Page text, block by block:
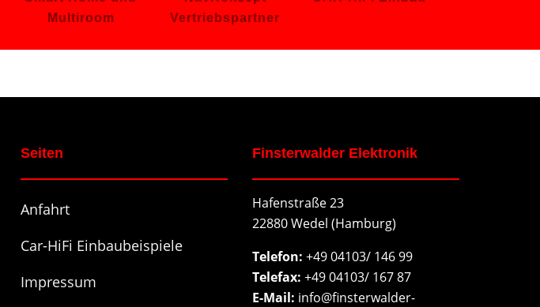
Multiroom
Vertriebspartner
Seiten
Anfahrt
Car-HiFi Einbaubeispiele
Impressum
Finsterwalder Elektronik
Hafenstraße 23
22880 Wedel (Hamburg)
Telefon: +49 04103/ 146 99
Telefax: +49 04103/ 167 87
E-Mail: info@finsterwalder-